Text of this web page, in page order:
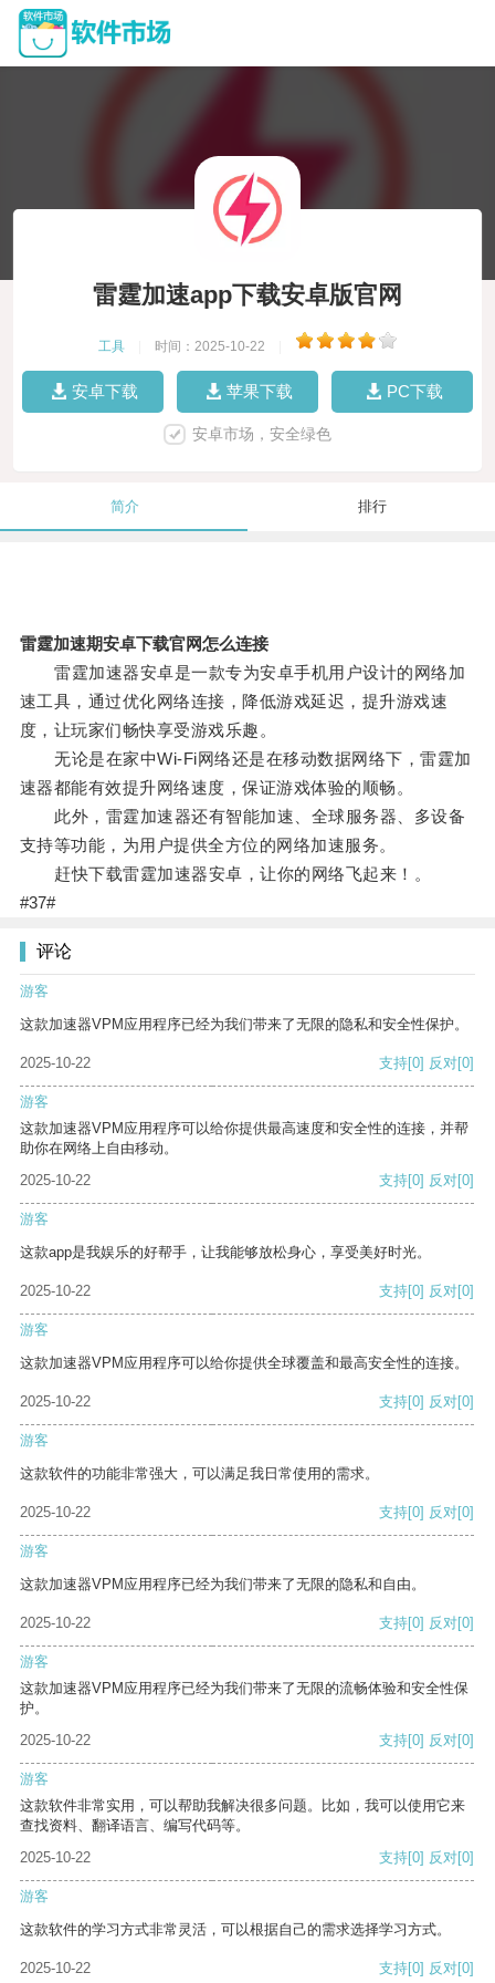
雷霆加速app下载安卓版官网
工具 时间：2025-10-22
安卓下载 苹果下载 PC下载
安卓市场，安全绿色
简介 排行
雷霆加速期安卓下载官网怎么连接
雷霆加速器安卓是一款专为安卓手机用户设计的网络加
速工具，通过优化网络连接，降低游戏延迟，提升游戏速
度，让玩家们畅快享受游戏乐趣。
无论是在家中Wi-Fi网络还是在移动数据网络下，雷霆加
速器都能有效提升网络速度，保证游戏体验的顺畅。
此外，雷霆加速器还有智能加速、全球服务器、多设备
支持等功能，为用户提供全方位的网络加速服务。
赶快下载雷霆加速器安卓，让你的网络飞起来！。
#37#
评论
游客
这款加速器VPM应用程序已经为我们带来了无限的隐私和安全性保护。
2025-10-22 支持[0] 反对[0]
游客
这款加速器VPM应用程序可以给你提供最高速度和安全性的连接，并帮
助你在网络上自由移动。
2025-10-22
支持[0] 反对[0]
游客
这款app是我娱乐的好帮手，让我能够放松身心，享受美好时光。
2025-10-22 支持[0] 反对[0]
游客
这款加速器VPM应用程序可以给你提供全球覆盖和最高安全性的连接。
2025-10-22 支持[0] 反对[0]
游客
这款软件的功能非常强大，可以满足我日常使用的需求。
2025-10-22 支持[0] 反对[0]
游客
这款加速器VPM应用程序已经为我们带来了无限的隐私和自由。
2025-10-22 支持[0] 反对[0]
游客
这款加速器VPM应用程序已经为我们带来了无限的流畅体验和安全性保
护。
2025-10-22
支持[0] 反对[0]
游客
这款软件非常实用，可以帮助我解决很多问题。比如，我可以使用它来
查找资料、翻译语言、编写代码等。
2025-10-22
支持[0] 反对[0]
游客
这款软件的学习方式非常灵活，可以根据自己的需求选择学习方式。
2025-10-22 支持[0] 反对[0]